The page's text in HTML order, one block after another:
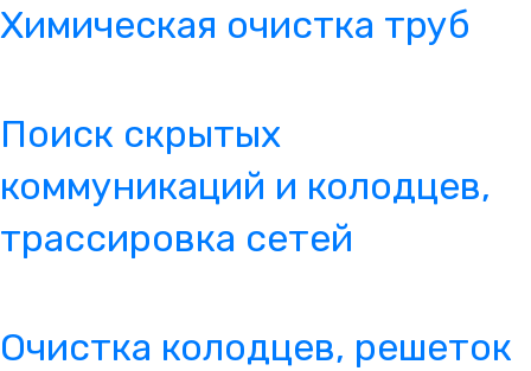
Химическая очистка труб
Поиск скрытых
коммуникаций и колодцев,
трассировка сетей
Очистка колодцев, решеток